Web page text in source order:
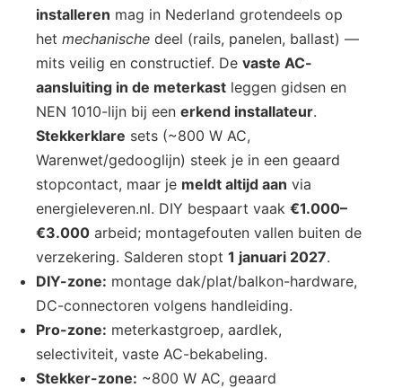
installeren mag in Nederland grotendeels op
het mechanische deel (rails, panelen, ballast) —
mits veilig en constructief. De vaste AC-
aansluiting in de meterkast leggen gidsen en
NEN 1010-lijn bij een erkend installateur.
Stekkerklare sets (~800 W AC,
Warenwet/gedooglijn) steek je in een geaard
stopcontact, maar je meldt altijd aan via
energieleveren.nl. DIY bespaart vaak €1.000–
€3.000 arbeid; montagefouten vallen buiten de
verzekering. Salderen stopt 1 januari 2027.
DIY-zone: montage dak/plat/balkon-hardware,
DC-connectoren volgens handleiding.
Pro-zone: meterkastgroep, aardlek,
selectiviteit, vaste AC-bekabeling.
Stekker-zone: ~800 W AC, geaard